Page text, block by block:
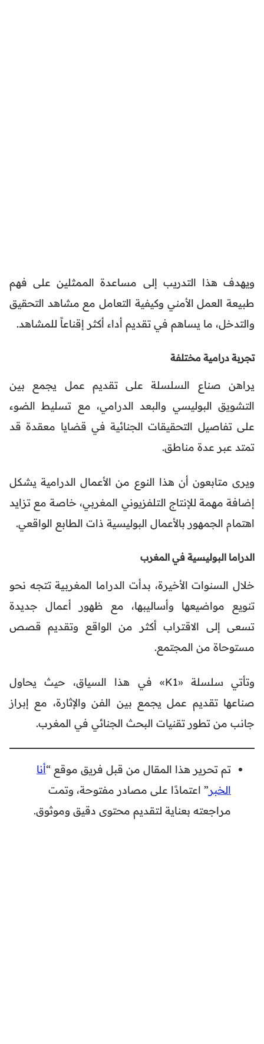
ويهدف هذا التدريب إلى مساعدة الممثلين على فهم
طبيعة العمل الأمني وكيفية التعامل مع مشاهد التحقيق
والتدخل، ما يساهم في تقديم أداء أكثر إقناعاً للمشاهد.
تجربة درامية مختلفة
يراهن صناع السلسلة على تقديم عمل يجمع بين
التشويق البوليسي والبعد الدرامي، مع تسليط الضوء
على تفاصيل التحقيقات الجنائية في قضايا معقدة قد
تمتد عبر عدة مناطق.
ويرى متابعون أن هذا النوع من الأعمال الدرامية يشكل
إضافة مهمة للإنتاج التلفزيوني المغربي، خاصة مع تزايد
اهتمام الجمهور بالأعمال البوليسية ذات الطابع الواقعي.
الدراما البوليسية في المغرب
خلال السنوات الأخيرة، بدأت الدراما المغربية تتجه نحو
تنويع مواضيعها وأساليبها، مع ظهور أعمال جديدة
تسعى إلى الاقتراب أكثر من الواقع وتقديم قصص
مستوحاة من المجتمع.
وتأتي سلسلة «K1» في هذا السياق، حيث يحاول
صناعها تقديم عمل يجمع بين الفن والإثارة، مع إبراز
جانب من تطور تقنيات البحث الجنائي في المغرب.
تم تحرير هذا المقال من قبل فريق موقع “أنا
الخبر” اعتمادًا على مصادر مفتوحة، وتمت
مراجعته بعناية لتقديم محتوى دقيق وموثوق.